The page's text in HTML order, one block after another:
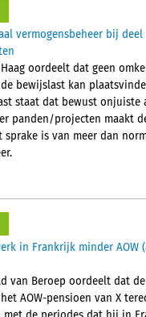
vermogensbeheer bij deel
oordeelt dat geen
bewijslast kan
staat dat bewust onjuiste
panden/projecten maakt
sprake is van meer dan
in Frankrijk minder AOW
van Beroep oordeelt dat
AOW-pensioen van X